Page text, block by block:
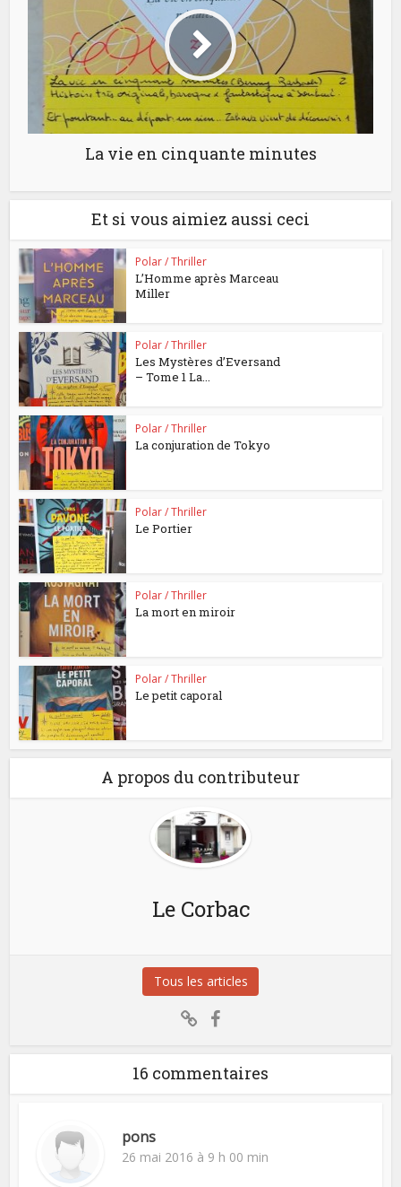
La vie en cinquante minutes
Et si vous aimiez aussi ceci
Polar / Thriller
L’Homme après Marceau
Miller
Polar / Thriller
Les Mystères d’Eversand
– Tome 1 La...
Polar / Thriller
La conjuration de Tokyo
Polar / Thriller
Le Portier
Polar / Thriller
La mort en miroir
Polar / Thriller
Le petit caporal
A propos du contributeur
Le Corbac
Tous les articles
16 commentaires
pons
26 mai 2016 à 9 h 00 min